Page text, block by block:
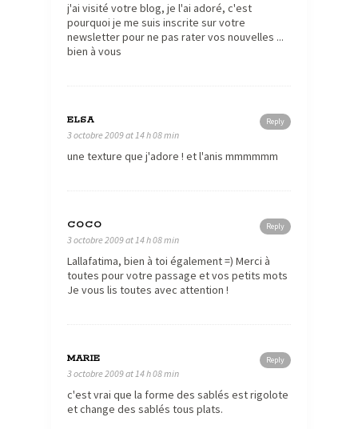
j'ai visité votre blog, je l'ai adoré, c'est
pourquoi je me suis inscrite sur votre
newsletter pour ne pas rater vos nouvelles ...
bien à vous
Reply
ELSA
3 octobre 2009 at 14 h 08 min
une texture que j'adore ! et l'anis mmmmmm
Reply
COCO
3 octobre 2009 at 14 h 08 min
Lallafatima, bien à toi également =) Merci à
toutes pour votre passage et vos petits mots
Je vous lis toutes avec attention !
Reply
MARIE
3 octobre 2009 at 14 h 08 min
c'est vrai que la forme des sablés est rigolote
et change des sablés tous plats.